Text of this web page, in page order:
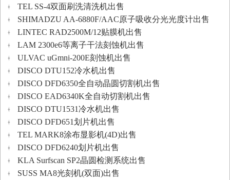
TEL SS-4双面刷洗清洗机出售
SHIMADZU AA-6880F/AAC原子吸收分光光度计出售
LINTEC RAD2500M/12贴膜机出售
LAM 2300e6等离子干法刻蚀机出售
ULVAC uGmni-200E刻蚀机出售
DISCO DTU152冷水机出售
DISCO DFD6350全自动晶圆切割机出售
DISCO EAD6340K全自动切割机出售
DISCO DTU1531冷水机出售
DISCO DFD651划片机出售
TEL MARK8涂布显影机(4D)出售
DISCO DFD6240划片机出售
KLA Surfscan SP2晶圆检测系统出售
SUSS MA8光刻机(双面)出售